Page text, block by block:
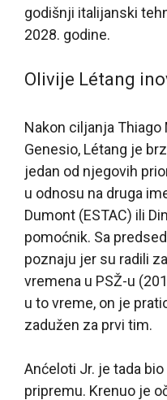
godišnji italijanski
2028. godine.
Olivije Létang
Nakon ciljanja
Genesio, Létang je
jedan od njegovih
u odnosu na druga
Dumont (ESTAC) ili
pomoćnik. Sa
poznaju jer su radili
vremena u PSŽ-u
u to vreme, on je
zadužen za prvi tim.
Anćeloti Jr. je tada
pripremu. Krenuo je